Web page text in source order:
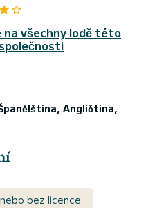
na všechny lodě této
Angličtina,
bez licence